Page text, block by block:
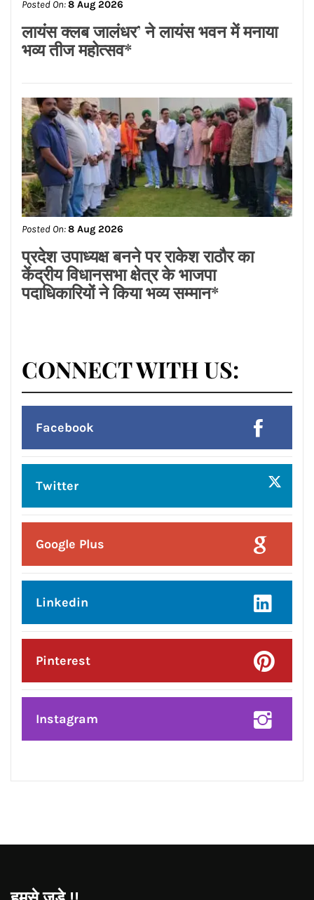
Posted On:8 Aug 2026
लायंस क्लब जालंधर’ ने लायंस भवन में मनाया
भव्य तीज महोत्सव*
Posted On:8 Aug 2026
प्रदेश उपाध्यक्ष बनने पर राकेश राठौर का
पदाधिकारियों ने किया भव्य सम्मान*
CONNECT WITH US:
Facebook
Twitter
Google Plus
Instagram